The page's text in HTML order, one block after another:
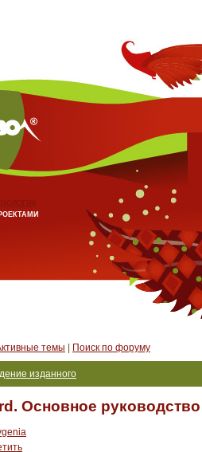
темы Поиск по форуму
изданного
Основное руководство